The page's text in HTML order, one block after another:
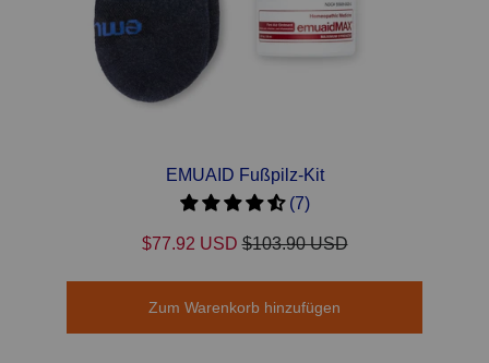
EMUAID Fußpilz-Kit
(7)
$77.92 USD$103.90 USD
Zum Warenkorb hinzufügen